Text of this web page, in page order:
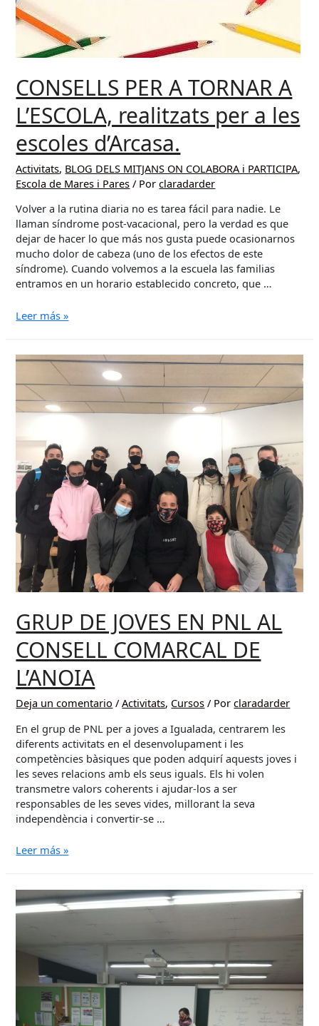
CONSELLS PER A TORNAR A
L’ESCOLA, realitzats per a les
escoles d’Arcasa.
Activitats, BLOG DELS MITJANS ON COLABORA i PARTICIPA,
Escola de Mares i Pares / Porclaradarder
Volver a la rutina diaria no es tarea fácil para nadie. Le
llaman síndrome post-vacacional, pero la verdad es que
dejar de hacer lo que más nos gusta puede ocasionarnos
mucho dolor de cabeza (uno de los efectos de este
síndrome). Cuando volvemos a la escuela las familias
entramos en un horario establecido concreto, que …
CONSELLS
TORNAR
L’ESCOLA,
realitzats
escoles
d’Arcasa.
Leer más »
GRUP DE JOVES EN PNL AL
CONSELL COMARCAL DE
L’ANOIA
Deja un comentario /Activitats, Cursos / Porclaradarder
En el grup de PNL per a joves a Igualada, centrarem les
diferents activitats en el desenvolupament i les
competències bàsiques que poden adquirí aquests joves i
les seves relacions amb els seus iguals. Els hi volen
transmetre valors coherents i ajudar-los a ser
responsables de les seves vides, millorant la seva
independència i convertir-se …
GRUP
EN
PNL
COMARCAL
L’ANOIA
Leer más »